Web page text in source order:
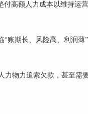
付高额人力成本以维持运
“账期长、风险高、利润薄
物力追索欠款，甚至需